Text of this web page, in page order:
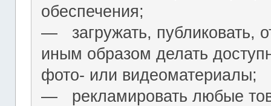
обеспечения;
― загружать, публиковать,
иным образом делать
фото- или видеоматериалы;
― рекламировать любые